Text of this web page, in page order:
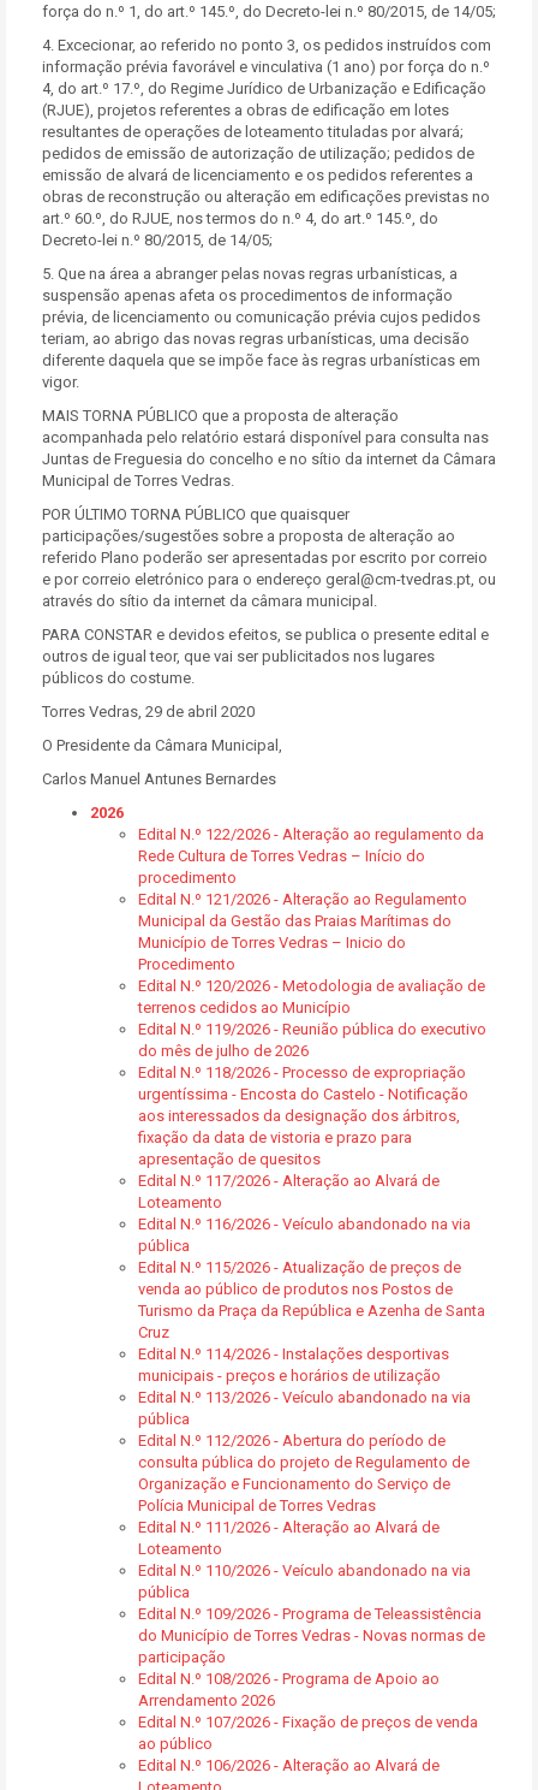
força do n.º 1, do art.º 145.º, do Decreto-lei n.º 80/2015, de 14/05;
4. Excecionar, ao referido no ponto 3, os pedidos instruídos com
informação prévia favorável e vinculativa (1 ano) por força do n.º
4, do art.º 17.º, do Regime Jurídico de Urbanização e Edificação
(RJUE), projetos referentes a obras de edificação em lotes
resultantes de operações de loteamento tituladas por alvará;
pedidos de emissão de autorização de utilização; pedidos de
emissão de alvará de licenciamento e os pedidos referentes a
obras de reconstrução ou alteração em edificações previstas no
art.º 60.º, do RJUE, nos termos do n.º 4, do art.º 145.º, do
Decreto-lei n.º 80/2015, de 14/05;
5. Que na área a abranger pelas novas regras urbanísticas, a
suspensão apenas afeta os procedimentos de informação
prévia, de licenciamento ou comunicação prévia cujos pedidos
teriam, ao abrigo das novas regras urbanísticas, uma decisão
diferente daquela que se impõe face às regras urbanísticas em
vigor.
MAIS TORNA PÚBLICO que a proposta de alteração
acompanhada pelo relatório estará disponível para consulta nas
Juntas de Freguesia do concelho e no sítio da internet da Câmara
Municipal de Torres Vedras.
POR ÚLTIMO TORNA PÚBLICO que quaisquer
participações/sugestões sobre a proposta de alteração ao
referido Plano poderão ser apresentadas por escrito por correio
e por correio eletrónico para o endereço geral@cm-tvedras.pt, ou
através do sítio da internet da câmara municipal.
PARA CONSTAR e devidos efeitos, se publica o presente edital e
outros de igual teor, que vai ser publicitados nos lugares
públicos do costume.
Torres Vedras, 29 de abril 2020
O Presidente da Câmara Municipal,
Carlos Manuel Antunes Bernardes
2026
Edital N.º 122/2026 - Alteração ao regulamento da
Rede Cultura de Torres Vedras – Início do
procedimento
Edital N.º 121/2026 - Alteração ao Regulamento
Municipal da Gestão das Praias Marítimas do
Município de Torres Vedras – Inicio do
Procedimento
Edital N.º 120/2026 - Metodologia de avaliação de
terrenos cedidos ao Município
Edital N.º 119/2026 - Reunião pública do executivo
do mês de julho de 2026
Edital N.º 118/2026 - Processo de expropriação
urgentíssima - Encosta do Castelo - Notificação
aos interessados da designação dos árbitros,
fixação da data de vistoria e prazo para
apresentação de quesitos
Edital N.º 117/2026 - Alteração ao Alvará de
Loteamento
Edital N.º 116/2026 - Veículo abandonado na via
pública
Edital N.º 115/2026 - Atualização de preços de
venda ao público de produtos nos Postos de
Turismo da Praça da República e Azenha de Santa
Cruz
Edital N.º 114/2026 - Instalações desportivas
municipais - preços e horários de utilização
Edital N.º 113/2026 - Veículo abandonado na via
pública
Edital N.º 112/2026 - Abertura do período de
consulta pública do projeto de Regulamento de
Organização e Funcionamento do Serviço de
Polícia Municipal de Torres Vedras
Edital N.º 111/2026 - Alteração ao Alvará de
Loteamento
Edital N.º 110/2026 - Veículo abandonado na via
pública
Edital N.º 109/2026 - Programa de Teleassistência
do Município de Torres Vedras - Novas normas de
participação
Edital N.º 108/2026 - Programa de Apoio ao
Arrendamento 2026
Edital N.º 107/2026 - Fixação de preços de venda
ao público
Edital N.º 106/2026 - Alteração ao Alvará de